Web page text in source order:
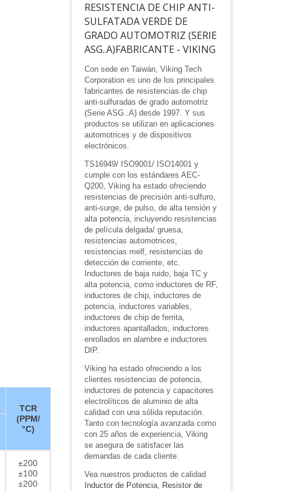
TCR
(PPM/
°C)
±200
±100
±200
RESISTENCIA DE CHIP ANTI-
SULFATADA VERDE DE
GRADO AUTOMOTRIZ (SERIE
ASG..A)FABRICANTE - VIKING
Con sede en Taiwán, Viking Tech
Corporation es uno de los principales
fabricantes de resistencias de chip
anti-sulfuradas de grado automotriz
(Serie ASG..A) desde 1997. Y sus
productos se utilizan en aplicaciones
automotrices y de dispositivos
electrónicos.
TS16949/ ISO9001/ ISO14001 y
cumple con los estándares AEC-
Q200, Viking ha estado ofreciendo
resistencias de precisión anti-sulfuro,
anti-surge, de pulso, de alta tensión y
alta potencia, incluyendo resistencias
de película delgada/ gruesa,
resistencias automotrices,
resistencias melf, resistencias de
detección de corriente, etc.
Inductores de baja ruido, baja TC y
alta potencia, como inductores de RF,
inductores de chip, inductores de
potencia, inductores variables,
inductores de chip de ferrita,
inductores apantallados, inductores
enrollados en alambre e inductores
DIP.
Viking ha estado ofreciendo a los
clientes resistencias de potencia,
inductores de potencia y capacitores
electrolíticos de aluminio de alta
calidad con una sólida reputación.
Tanto con tecnología avanzada como
con 25 años de experiencia, Viking
se asegura de satisfacer las
demandas de cada cliente.
Vea nuestros productos de calidad
Inductor de Potencia, Resistor de